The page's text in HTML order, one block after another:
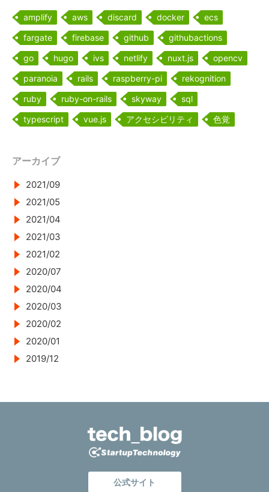
amplify aws discard docker
ecs
fargate
firebase github
githubactions
go
hugo ivs netlify nuxt.js
opencv
paranoia
rails raspberry-pi
rekognition
ruby
ruby-on-rails skyway
sql
typescript
vue.js アクセシビリティ 色覚
アーカイブ
2021/09
2021/05
2021/04
2021/03
2021/02
2020/07
2020/04
2020/03
2020/02
2020/01
2019/12
公式サイト